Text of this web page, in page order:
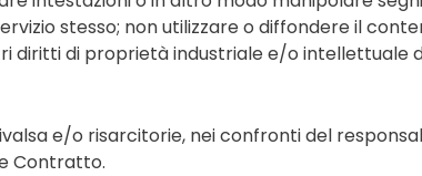
stesso; non utilizzare o diffondere il
diritti di proprietà industriale e/o intellettuale
e/o risarcitorie, nei confronti del
Contratto.